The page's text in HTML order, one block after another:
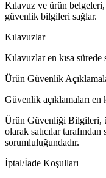
Kılavuz ve ürün
güvenlik bilgileri sağlar.
Kılavuzlar
Kılavuzlar en kısa sürede
Ürün Güvenlik
Güvenlik açıklamaları en
Ürün Güvenliği Bilgileri,
olarak satıcılar tarafından
sorumluluğundadır.
İptal/İade Koşulları